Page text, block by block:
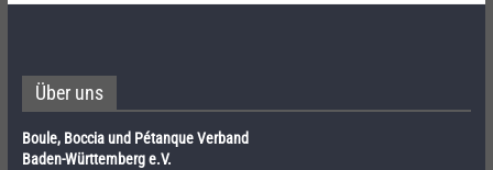
Über uns
Boule, Boccia und Pétanque Verband
Baden-Württemberg e.V.